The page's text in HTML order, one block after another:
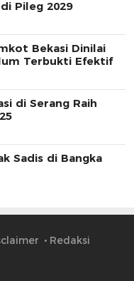
Pileg 2029
Bekasi Dinilai
Terbukti Efektif
di Serang Raih
Sadis di Bangka
Redaksi